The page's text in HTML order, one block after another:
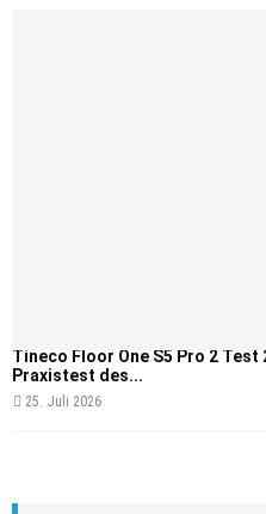
Tineco Floor One S5 Pro 2
Praxistest des...
25. Juli 2026